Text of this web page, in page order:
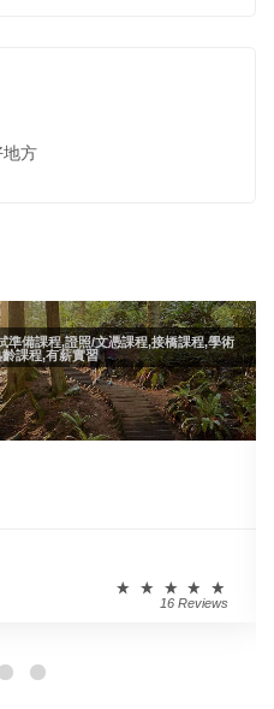
地方
準備課程,證照/文憑課程,接橋課程,學術
課程,有薪實習
16 Reviews